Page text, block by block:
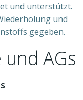
und unterstützt.
und
gegeben.
AGs